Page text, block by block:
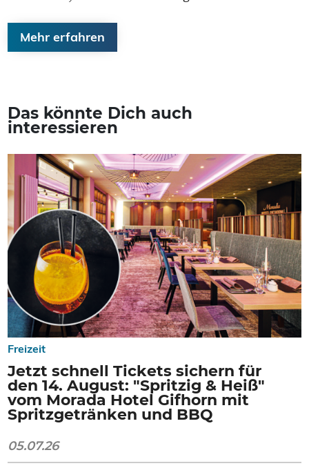
Mehr erfahren
Das könnte Dich auch
interessieren
Freizeit
Jetzt schnell Tickets sichern für
den 14. August: "Spritzig & Heiß"
vom Morada Hotel Gifhorn mit
Spritzgetränken und BBQ
05.07.26